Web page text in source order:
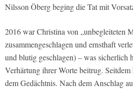
Nilsson Öberg beging die Tat mit
2016 war Christina von „unbegleiteten
zusammengeschlagen und ernsthaft
und blutig geschlagen) – was sicherlich
Verhärtung ihrer Worte beitrug.
dem Gedächtnis. Nach dem Anschlag